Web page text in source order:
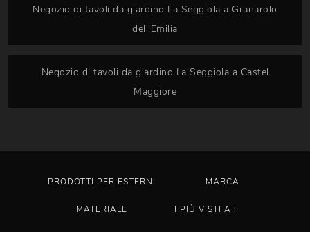
Negozio di tavoli da giardino La Seggiola a Granarolo
dell'Emilia
Negozio di tavoli da giardino La Seggiola a Castel
Maggiore
PRODOTTI PER ESTERNI MARCA
MATERIALE I PIÙ VISTI A :